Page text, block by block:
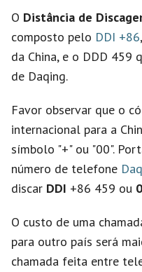
O Distância de
composto pelo DDI +86
da China, e o DDD
de Daqing.
Favor observar que o
internacional para a
símbolo "+" ou "00".
número de telefone
discar DDI +86 459 ou
O custo de uma
para outro país será
chamada feita entre